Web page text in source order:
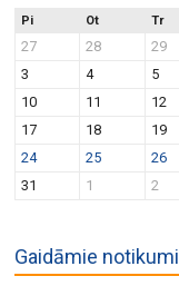
Pi Ot Tr
27 28 29
3
4 5
10
11 12
17
18 19
24
25 26
31
1 2
Gaidāmie notikumi